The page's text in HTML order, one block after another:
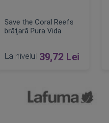
Save the Coral Reefs
brăţară Pura Vida
La nivelul 39,72 Lei